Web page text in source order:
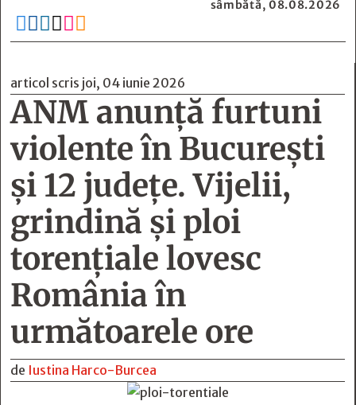
sâmbătă, 08.08.2026
     
articol scris joi, 04 iunie 2026
ANM anunță furtuni
violente în București
și 12 județe. Vijelii,
grindină și ploi
torențiale lovesc
România în
următoarele ore
de Iustina Harco-Burcea